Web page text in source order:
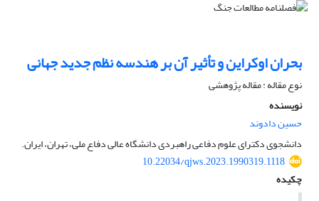
بحران اوکراین و تأثیر آن بر هندسه نظم جدید جهانی
نوع مقاله : مقاله پژوهشی
نویسنده
حسین دادوند
دانشجوی دکترای علوم دفاعی راهبردی دانشگاه عالی دفاع ملی، تهران، ایران.
10.22034/qjws.2023.1990319.1118
چکیده